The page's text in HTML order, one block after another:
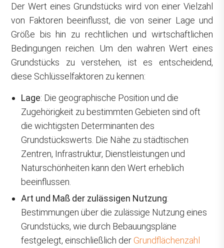
Der Wert eines Grundstücks wird von einer Vielzahl
von Faktoren beeinflusst, die von seiner Lage und
Größe bis hin zu rechtlichen und wirtschaftlichen
Bedingungen reichen. Um den wahren Wert eines
Grundstücks zu verstehen, ist es entscheidend,
diese Schlüsselfaktoren zu kennen:
Lage: Die geographische Position und die
Zugehörigkeit zu bestimmten Gebieten sind oft
die wichtigsten Determinanten des
Grundstückswerts. Die Nähe zu städtischen
Zentren, Infrastruktur, Dienstleistungen und
Naturschönheiten kann den Wert erheblich
beeinflussen.
Art und Maß der zulässigen Nutzung:
Bestimmungen über die zulässige Nutzung eines
Grundstücks, wie durch Bebauungspläne
festgelegt, einschließlich der Grundflächenzahl